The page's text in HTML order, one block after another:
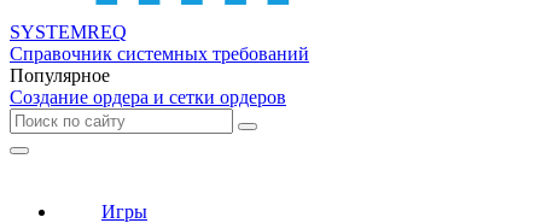
SYSTEMREQ
Справочник системных требований
Популярное
Создание ордера и сетки ордеров
Игры